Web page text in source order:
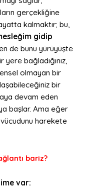
gerçekliğine
kalmaktır; bu,
gidip
de bunu yürüyüşte
bağladığınız,
olmayan bir
bir
devam eden
başlar. Ama eğer
harekete
bariz?
var: